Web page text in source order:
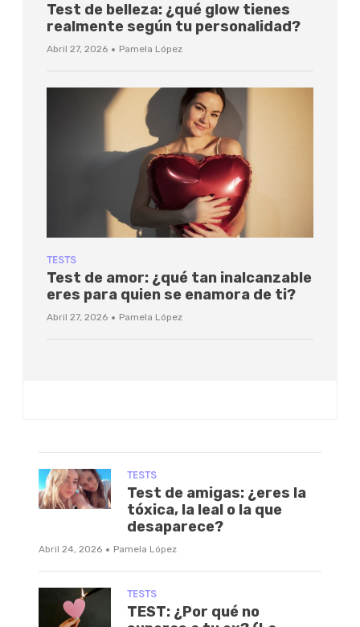
Test de belleza: ¿qué glow tienes
realmente según tu personalidad?
Abril 27, 2026 · Pamela López
TESTS
Test de amor: ¿qué tan inalcanzable
eres para quien se enamora de ti?
Abril 27, 2026 · Pamela López
TESTS
Test de amigas: ¿eres la
tóxica, la leal o la que
desaparece?
Abril 24, 2026 · Pamela López
TESTS
TEST: ¿Por qué no